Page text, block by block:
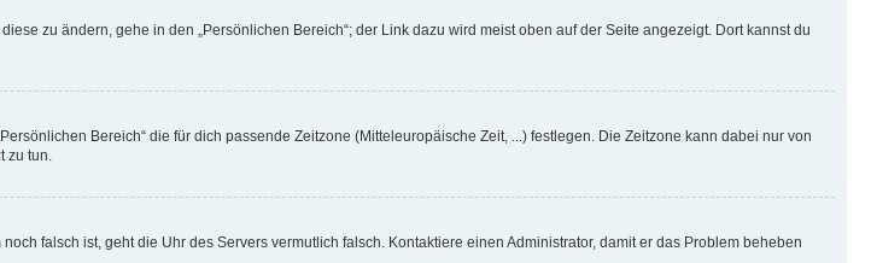
zu ändern, gehe in den „Persönlichen Bereich“; der Link dazu wird meist oben auf der Seite angezeigt. Dort kannst du
Bereich“ die für dich passende Zeitzone (Mitteleuropäische Zeit, ...) festlegen. Die Zeitzone kann dabei nur von
zu tun.
falsch ist, geht die Uhr des Servers vermutlich falsch. Kontaktiere einen Administrator, damit er das Problem beheben